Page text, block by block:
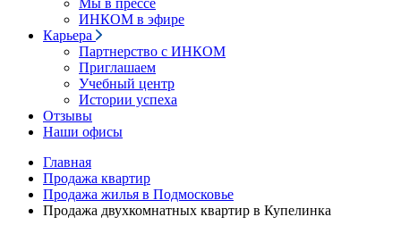
Мы в прессе
ИНКОМ в эфире
Карьера
Партнерство с ИНКОМ
Приглашаем
Учебный центр
Истории успеха
Отзывы
Наши офисы
Главная
Продажа квартир
Продажа жилья в Подмосковье
Продажа двухкомнатных квартир в Купелинка